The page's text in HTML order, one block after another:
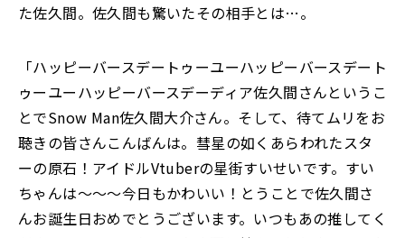
た佐久間。佐久間も驚いたその相手とは…。
「ハッピーバースデートゥーユーハッピーバースデート
ゥーユーハッピーバースデーディア佐久間さんというこ
とでSnow Man佐久間大介さん。そして、待てムリをお
聴きの皆さんこんばんは。彗星の如くあらわれたスタ
ーの原石！アイドルVtuberの星街すいせいです。すい
ちゃんは～～～今日もかわいい！とうことで佐久間さ
んお誕生日おめでとうございます。いつもあの推してく